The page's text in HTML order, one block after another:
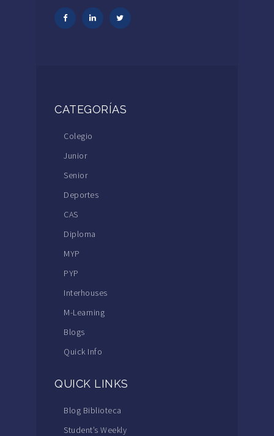
CATEGORÍAS
Colegio
Junior
Senior
Deportes
CAS
Diploma
MYP
PYP
Interhouses
M-Learning
Blogs
Quick Info
QUICK LINKS
Blog Biblioteca
Student’s Weekly